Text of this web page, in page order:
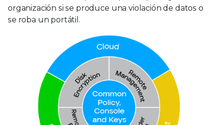
organización si se produce una violación de datos o
se roba un portátil.